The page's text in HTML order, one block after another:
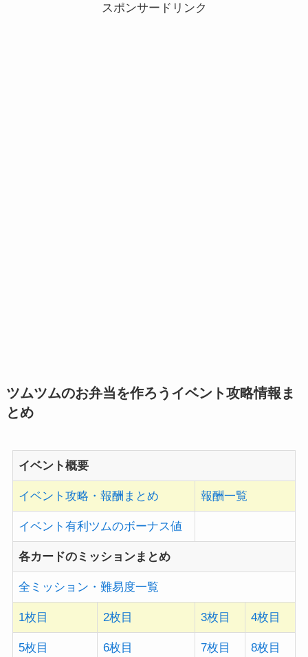
スポンサードリンク
ツムツムのお弁当を作ろうイベント攻略情報ま
とめ
イベント概要
イベント攻略・報酬まとめ 報酬一覧
イベント有利ツムのボーナス値
各カードのミッションまとめ
全ミッション・難易度一覧
1枚目 2枚目 3枚目 4枚目
5枚目 6枚目 7枚目 8枚目